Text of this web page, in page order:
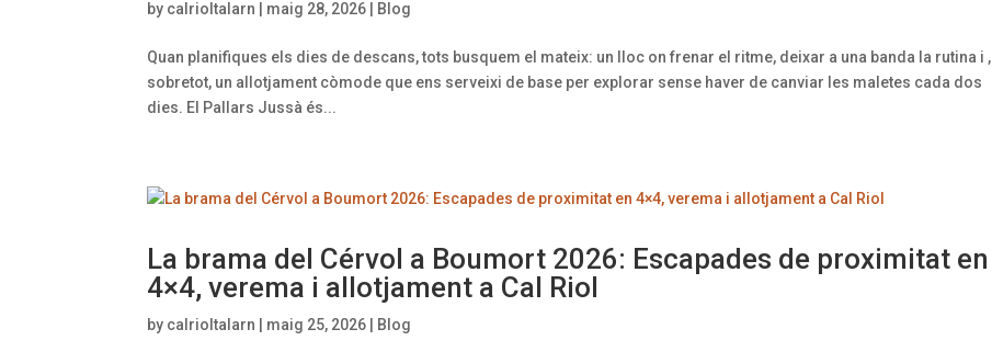
by calrioltalarn maig 28, 2026 Blog
Quan planifiques els dies de descans, tots busquem el mateix: un lloc on frenar el ritme, deixar a una banda la rutina i ,
sobretot, un allotjament còmode que ens serveixi de base per explorar sense haver de canviar les maletes cada dos
dies. El Pallars Jussà és...
La brama del Cérvol a Boumort 2026: Escapades de proximitat en
4×4, verema i allotjament a Cal Riol
by calrioltalarn maig 25, 2026 Blog